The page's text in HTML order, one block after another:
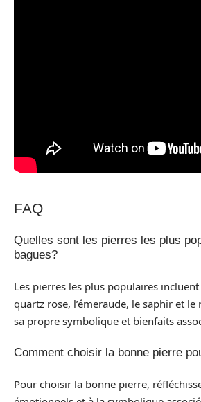
FAQ
Quelles sont les pierres les plus
bagues?
Les pierres les plus populaires incluent
quartz rose, l’émeraude, le saphir et
sa propre symbolique et bienfaits
Comment choisir la bonne pierre
Pour choisir la bonne pierre,